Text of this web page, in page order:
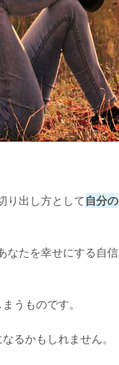
り出し方として自分の
なたを幸せにする自信
うものです。
るかもしれません。